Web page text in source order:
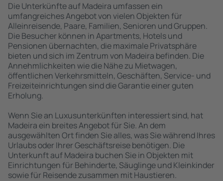
Die Unterkünfte auf Madeira umfassen ein
umfangreiches Angebot von vielen Objekten für
Alleinreisende, Paare, Familien, Senioren und Gruppen.
Die Besucher können in Apartments, Hotels und
Pensionen übernachten, die maximale Privatsphäre
bieten und sich im Zentrum von Madeira befinden. Die
Annehmlichkeiten wie die Nähe zu Mietwagen,
öffentlichen Verkehrsmitteln, Geschäften, Service- und
Freizeiteinrichtungen sind die Garantie einer guten
Erholung.
Wenn Sie an Luxusunterkünften interessiert sind, hat
Madeira ein breites Angebot für Sie. An dem
ausgewählten Ort finden Sie alles, was Sie während Ihres
Urlaubs oder Ihrer Geschäftsreise benötigen. Die
Unterkunft auf Madeira buchen Sie in Objekten mit
Einrichtungen für Behinderte, Säuglinge und Kleinkinder
sowie für Reisende zusammen mit Haustieren.